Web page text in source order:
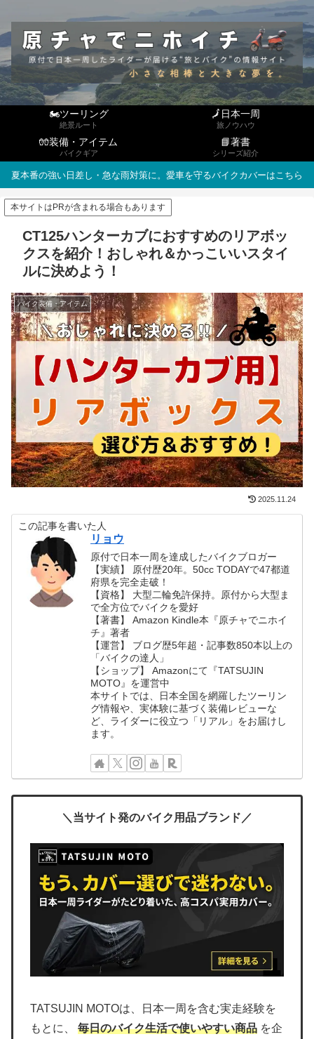
🏍ツーリング
絶景ルート
🗾日本一周
旅ノウハウ
🧤装備・アイテム
バイクギア
📘著書
シリーズ紹介
夏本番の強い日差し・急な雨対策に。愛車を守るバイクカバーはこちら
本サイトはPRが含まれる場合もあります
CT125ハンターカブにおすすめのリアボッ
クスを紹介！おしゃれ＆かっこいいスタイ
ルに決めよう！
バイク装備・アイテム
2025.11.24
この記事を書いた人
リョウ
原付で日本一周を達成したバイクブロガー
【実績】 原付歴20年。50cc TODAYで47都道
府県を完全走破！
【資格】 大型二輪免許保持。原付から大型ま
で全方位でバイクを愛好
【著書】 Amazon Kindle本『原チャでニホイ
チ』著者
【運営】 ブログ歴5年超・記事数850本以上の
「バイクの達人」
【ショップ】 Amazonにて『TATSUJIN
MOTO』を運営中
本サイトでは、日本全国を網羅したツーリン
グ情報や、実体験に基づく装備レビューな
ど、ライダーに役立つ「リアル」をお届けし
ます。
＼当サイト発のバイク用品ブランド／
TATSUJIN MOTOは、日本一周を含む実走経験を
もとに、 毎日のバイク生活で使いやすい商品 を企